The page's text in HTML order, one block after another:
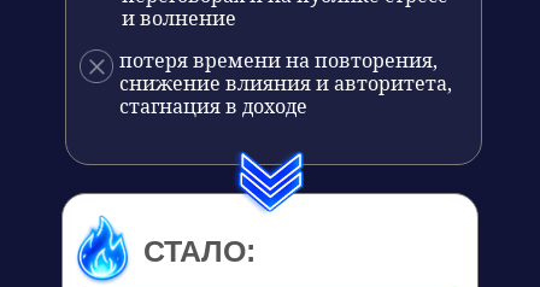
и волнение
потеря времени на повторения,
снижение влияния и авторитета,
стагнация в доходе
СТАЛО: